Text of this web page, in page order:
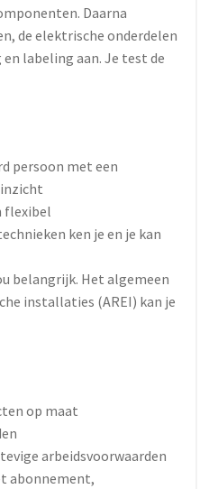
Daarna
de elektrische onderdelen
labeling aan. Je test de
persoon met een
flexibel
ken je en je kan
belangrijk. Het algemeen
installaties (AREI) kan je
op maat
arbeidsvoorwaarden
abonnement,